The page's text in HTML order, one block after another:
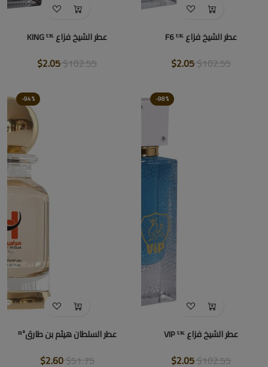
عطر الشيخ فزاع F6 ᵁᴷ
$102.55
$2.05
عطر الشيخ فزاع KING ᵁᴷ
$102.55
$2.05
-98%
عطر الشيخ فزاع VIP ᵁᴷ
$102.55
$2.05
-94%
عطر السلطان هيثم بن طارقᴴ²
$51.75
$2.60